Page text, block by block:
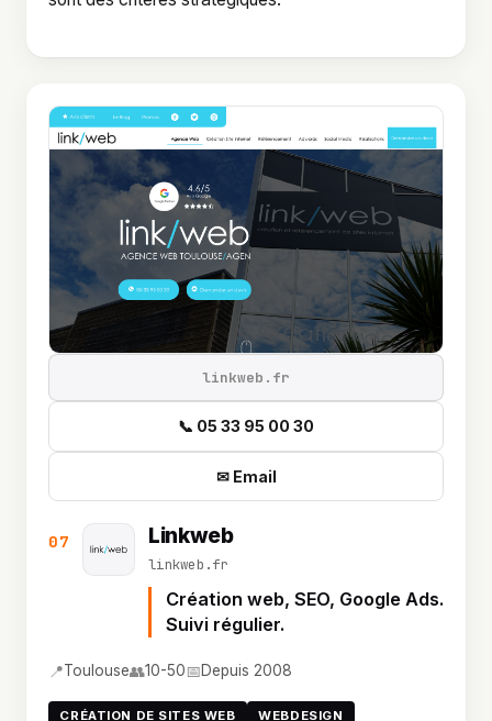
07 Linkweb
linkweb.fr
Création web, SEO, Google Ads.
Suivi régulier.
📍Toulouse👥10-50📅Depuis 2008
CRÉATION DE SITES WEB WEBDESIGN
linkweb.fr
📞 05 33 95 00 30
✉ Email